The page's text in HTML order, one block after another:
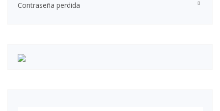
Contraseña perdida